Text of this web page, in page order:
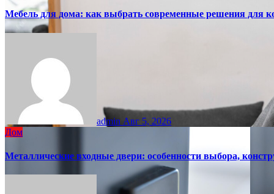
Мебель для дома: как выбрать современные решения для
admin Авг 5, 2026
Дом
Металлические входные двери: особенности выбора,